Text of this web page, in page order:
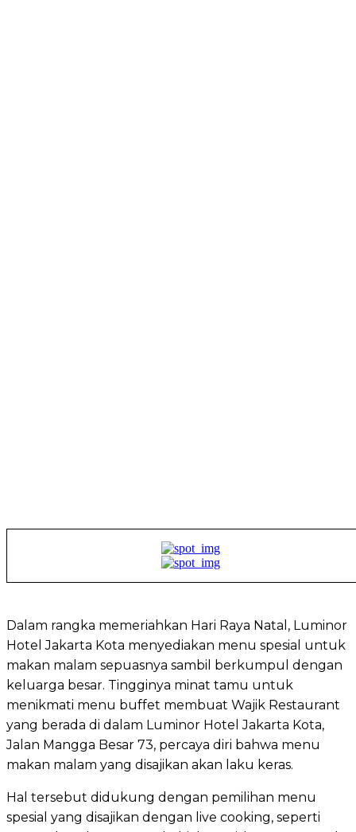
Dalam rangka memeriahkan Hari Raya Natal, Luminor
Hotel Jakarta Kota menyediakan menu spesial untuk
makan malam sepuasnya sambil berkumpul dengan
keluarga besar. Tingginya minat tamu untuk
menikmati menu buffet membuat Wajik Restaurant
yang berada di dalam Luminor Hotel Jakarta Kota,
Jalan Mangga Besar 73, percaya diri bahwa menu
makan malam yang disajikan akan laku keras.
Hal tersebut didukung dengan pemilihan menu
spesial yang disajikan dengan live cooking, seperti